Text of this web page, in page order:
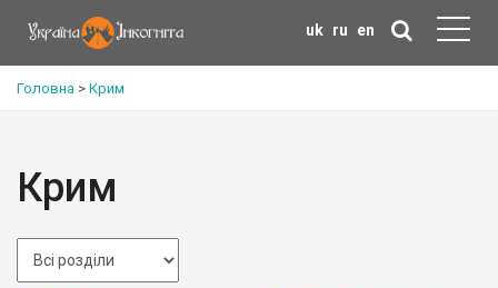
uk ru en
Головна > Крим
Крим